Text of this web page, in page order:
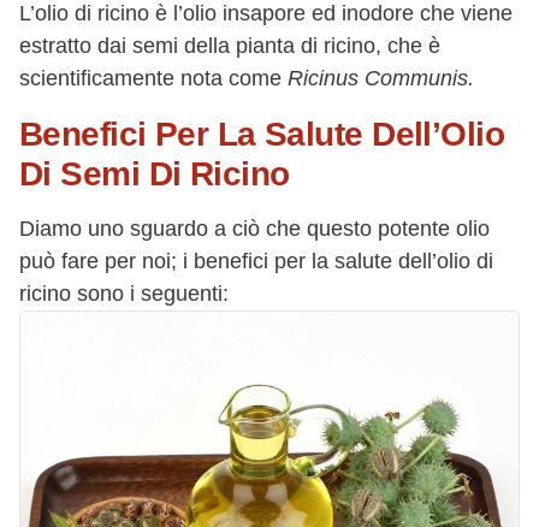
L’olio di ricino è l’olio insapore ed inodore che viene
estratto dai semi della pianta di ricino, che è
scientificamente nota come Ricinus Communis.
Benefici Per La Salute Dell’Olio
Di Semi Di Ricino
Diamo uno sguardo a ciò che questo potente olio
può fare per noi; i benefici per la salute dell’olio di
ricino sono i seguenti: